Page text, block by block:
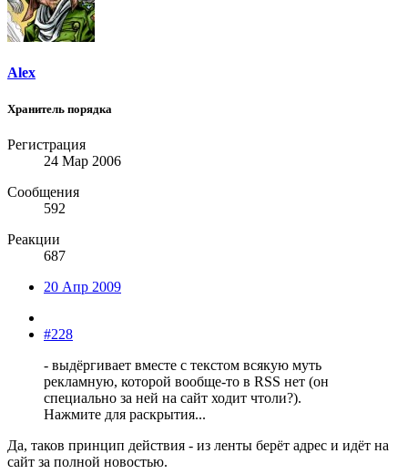
Alex
Хранитель порядка
Регистрация
24 Мар 2006
Сообщения
592
Реакции
687
20 Апр 2009
#228
- выдёргивает вместе с текстом всякую муть
рекламную, которой вообще-то в RSS нет (он
специально за ней на сайт ходит чтоли?).
Нажмите для раскрытия...
Да, таков принцип действия - из ленты берёт адрес и идёт на
сайт за полной новостью.